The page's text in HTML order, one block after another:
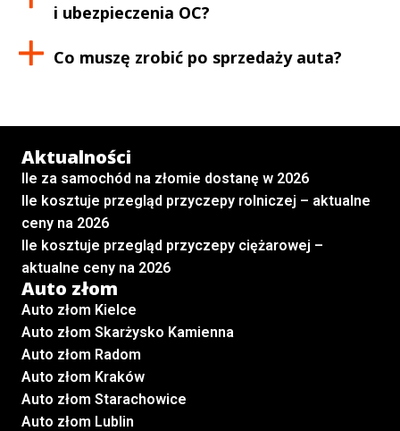
i ubezpieczenia OC?
Co muszę zrobić po sprzedaży auta?
Aktualności
Ile za samochód na złomie dostanę w 2026
Ile kosztuje przegląd przyczepy rolniczej – aktualne
ceny na 2026
Ile kosztuje przegląd przyczepy ciężarowej –
aktualne ceny na 2026
Auto złom
Auto złom Kielce
Auto złom Skarżysko Kamienna
Auto złom Radom
Auto złom Kraków
Auto złom Starachowice
Auto złom Lublin